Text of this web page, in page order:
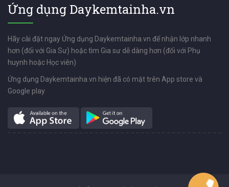
Ứng dụng Daykemtainha.vn
Hãy cài đặt ngay Ứng dụng Daykemtainha.vn để nhận lớp nhanh
hơn (đối với Gia Sư) hoặc tìm Gia sư dễ dàng hơn (đối với Phụ
huynh hoặc Học viên)
Ứng dụng Daykemtainha.vn hiện đã có mặt trên App store và
Google play